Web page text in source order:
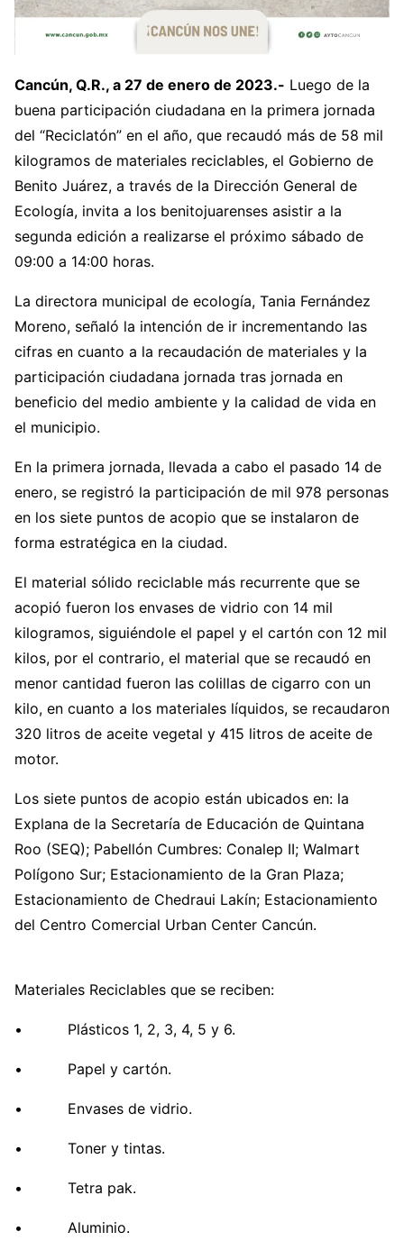
Cancún, Q.R., a 27 de enero de 2023.- Luego de la
buena participación ciudadana en la primera jornada
del “Reciclatón” en el año, que recaudó más de 58 mil
kilogramos de materiales reciclables, el Gobierno de
Benito Juárez, a través de la Dirección General de
Ecología, invita a los benitojuarenses asistir a la
segunda edición a realizarse el próximo sábado de
09:00 a 14:00 horas.
La directora municipal de ecología, Tania Fernández
Moreno, señaló la intención de ir incrementando las
cifras en cuanto a la recaudación de materiales y la
participación ciudadana jornada tras jornada en
beneficio del medio ambiente y la calidad de vida en
el municipio.
En la primera jornada, llevada a cabo el pasado 14 de
enero, se registró la participación de mil 978 personas
en los siete puntos de acopio que se instalaron de
forma estratégica en la ciudad.
El material sólido reciclable más recurrente que se
acopió fueron los envases de vidrio con 14 mil
kilogramos, siguiéndole el papel y el cartón con 12 mil
kilos, por el contrario, el material que se recaudó en
menor cantidad fueron las colillas de cigarro con un
kilo, en cuanto a los materiales líquidos, se recaudaron
320 litros de aceite vegetal y 415 litros de aceite de
motor.
Los siete puntos de acopio están ubicados en: la
Explana de la Secretaría de Educación de Quintana
Roo (SEQ); Pabellón Cumbres: Conalep II; Walmart
Polígono Sur; Estacionamiento de la Gran Plaza;
Estacionamiento de Chedraui Lakín; Estacionamiento
del Centro Comercial Urban Center Cancún.
Materiales Reciclables que se reciben:
• Plásticos 1, 2, 3, 4, 5 y 6.
• Papel y cartón.
• Envases de vidrio.
• Toner y tintas.
• Tetra pak.
• Aluminio.